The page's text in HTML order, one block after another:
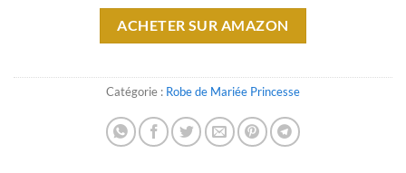
ACHETER SUR AMAZON
Catégorie : Robe de Mariée Princesse